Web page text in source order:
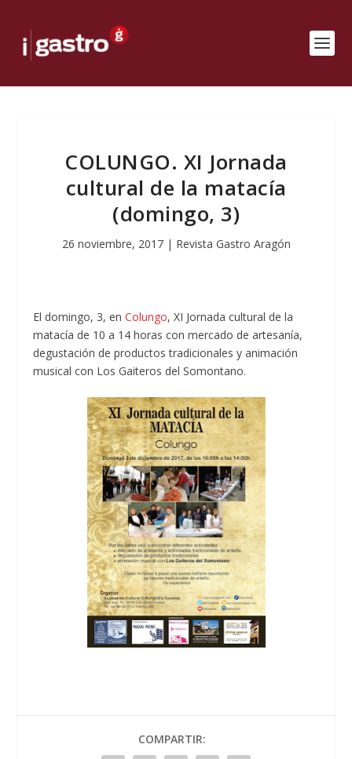
COLUNGO. XI Jornada
cultural de la matacía
(domingo, 3)
26 noviembre, 2017| Revista Gastro Aragón
El domingo, 3, enColungo, XI Jornada cultural de la
matacía de 10 a 14 horas con mercado de artesanía,
degustación de productos tradicionales y animación
musical con Los Gaiteros del Somontano.
COMPARTIR: